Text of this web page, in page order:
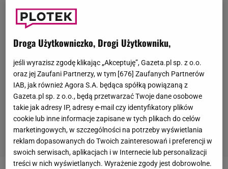
Droga Użytkowniczko, Drogi Użytkowniku,
jeśli wyrazisz zgodę klikając „Akceptuję”, Gazeta.pl sp. z o.o.
oraz jej Zaufani Partnerzy, w tym [676] Zaufanych Partnerów
IAB, jak również Agora S.A. będąca spółką powiązaną z
Gazeta.pl sp. z o.o., będą przetwarzać Twoje dane osobowe
takie jak adresy IP, adresy e-mail czy identyfikatory plików
cookie lub inne informacje zapisane w tych plikach do celów
marketingowych, w szczególności na potrzeby wyświetlania
reklam dopasowanych do Twoich zainteresowań i preferencji w
swoich serwisach, aplikacjach i w Internecie lub personalizacji
treści w nich wyświetlanych. Wyrażenie zgody jest dobrowolne.